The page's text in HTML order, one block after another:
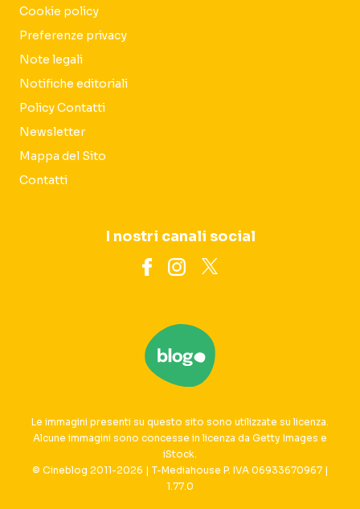
Cookie policy
Preferenze privacy
Note legali
Notifiche editoriali
Policy Contatti
Newsletter
Mappa del Sito
Contatti
I nostri canali social
Le immagini presenti su questo sito sono utilizzate su licenza.
Alcune immagini sono concesse in licenza da Getty Images e
iStock.
© Cineblog 2011-2026 | T-Mediahouse P. IVA 06933670967 |
1.77.0